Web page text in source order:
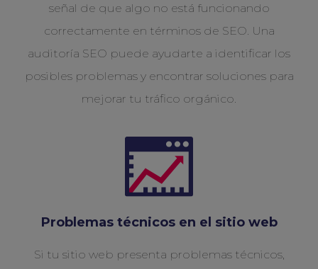
señal de que algo no está funcionando
correctamente en términos de SEO. Una
auditoría SEO puede ayudarte a identificar los
posibles problemas y encontrar soluciones para
mejorar tu tráfico orgánico.
Problemas técnicos en el sitio web
Si tu sitio web presenta problemas técnicos,